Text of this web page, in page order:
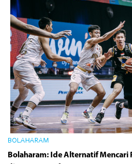
BOLAHARAM
Bolaharam: Ide Alternatif Mencari